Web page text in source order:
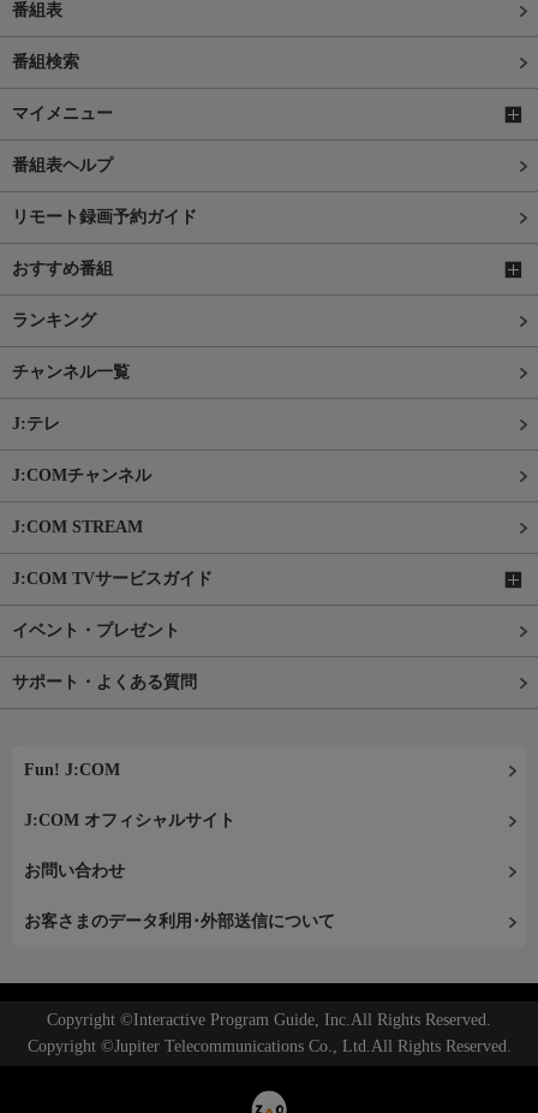
番組表
番組検索
マイメニュー
番組表ヘルプ
リモート録画予約ガイド
おすすめ番組
ランキング
チャンネル一覧
J:テレ
J:COMチャンネル
J:COM STREAM
J:COM TVサービスガイド
イベント・プレゼント
サポート・よくある質問
Fun! J:COM
J:COM オフィシャルサイト
お問い合わせ
お客さまのデータ利用･外部送信について
Copyright ©Interactive Program Guide, Inc.All Rights Reserved.
Copyright ©Jupiter Telecommunications Co., Ltd.All Rights Reserved.